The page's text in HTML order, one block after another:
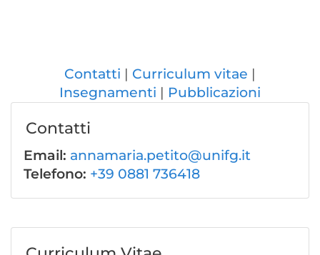
Contatti
Curriculum vitae
Insegnamenti
Pubblicazioni
Contatti
Email: annamaria.petito@unifg.it
Telefono: +39 0881 736418